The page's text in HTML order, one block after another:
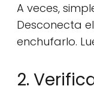
A veces,
Desconecta
enchufarlo.
2.